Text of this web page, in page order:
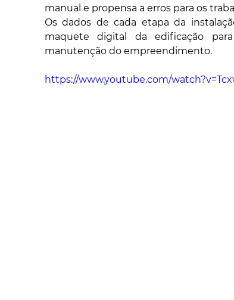
manual e propensa a erros para os
Os dados de cada etapa da
maquete digital da edificação
manutenção do empreendimento.
https://www.youtube.com/